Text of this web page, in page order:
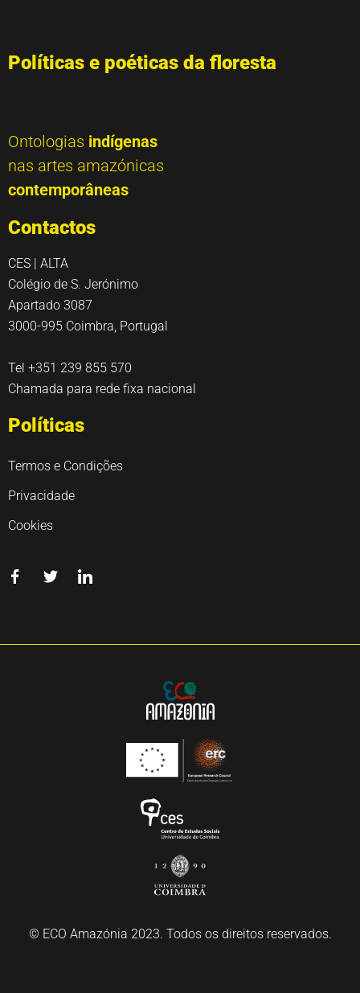
Políticas e poéticas da floresta
Ontologias indígenas
nas artes amazónicas
contemporâneas
Contactos
CES | ALTA
Colégio de S. Jerónimo
Apartado 3087
3000-995 Coimbra, Portugal
Tel +351 239 855 570
Chamada para rede fixa nacional
Políticas
Termos e Condições
Privacidade
Cookies
© ECO Amazónia 2023. Todos os direitos reservados.